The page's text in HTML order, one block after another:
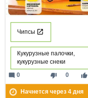
Чипсы
Кукурузные палочки,
кукурузные снеки
thumb_down 0 thumb_up
mode_comment 0
Начнется через 4дня